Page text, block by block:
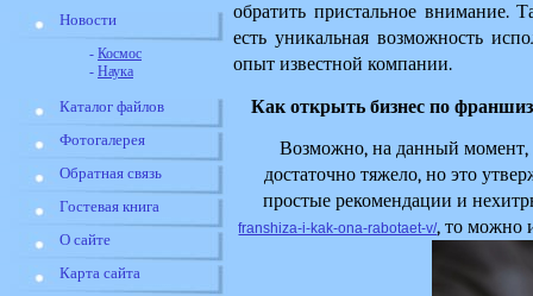
Новости
- Космос
- Наука
Каталог файлов
Фотогалерея
Обратная связь
Гостевая книга
О сайте
Карта сайта
обратить пристальное внимание.
есть уникальная возможность
опыт известной компании.
Как открыть бизнес по
Возможно, на данный момент,
достаточно тяжело, но это
простые рекомендации и
franshiza-i-kak-ona-rabotaet-v/, то можно